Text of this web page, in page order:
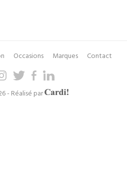
Occasions Marques Contact
- Réalisé par
Axel